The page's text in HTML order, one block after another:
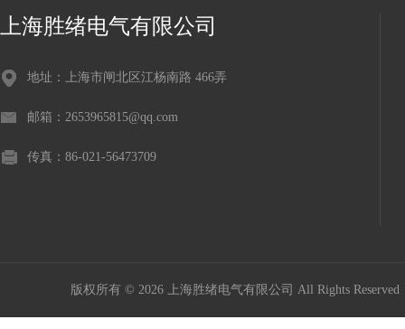
上海胜绪电气有限公司
地址：上海市闸北区江杨南路 466弄
邮箱：2653965815@qq.com
传真：86-021-56473709
版权所有 © 2026 上海胜绪电气有限公司 All Rights